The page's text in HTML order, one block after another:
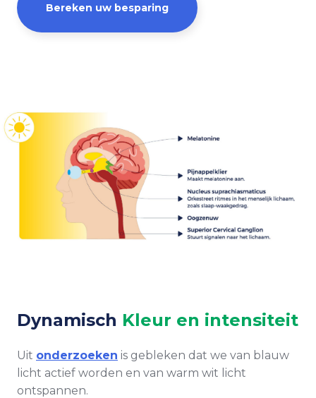
Bereken uw besparing
Dynamisch Kleur en intensiteit
Uit onderzoeken is gebleken dat we van blauw
licht actief worden en van warm wit licht
ontspannen.